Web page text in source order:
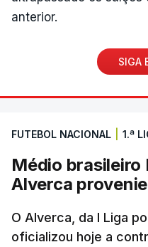
anterior.
SIGA
FUTEBOL NACIONAL 1.ª
Médio brasileiro
Alverca
O Alverca, da I Liga
oficializou hoje a